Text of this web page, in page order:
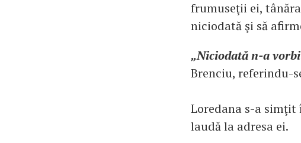
frumuseţii ei,
niciodată şi să
„Niciodată n-a
Brenciu, referindu-
Loredana s-a simţit
laudă la adresa ei.